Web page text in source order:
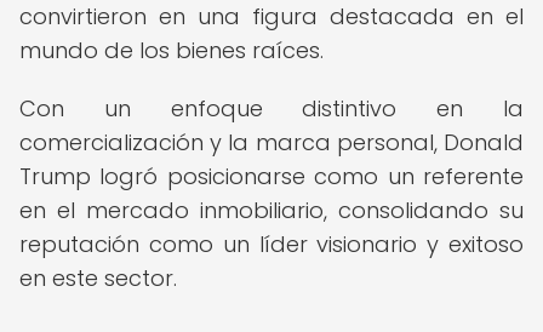
convirtieron en una figura destacada en el
mundo de los bienes raíces.
Con un enfoque distintivo en la
comercialización y la marca personal, Donald
Trump logró posicionarse como un referente
en el mercado inmobiliario, consolidando su
reputación como un líder visionario y exitoso
en este sector.